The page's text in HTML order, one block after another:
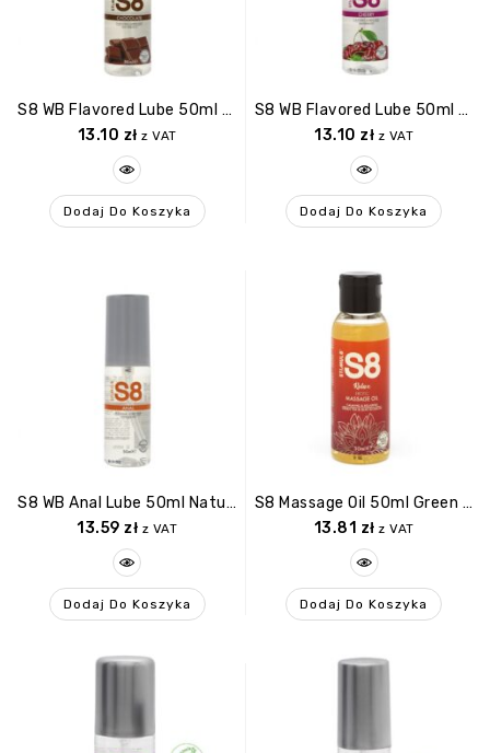
S8 WB Flavored Lube 50ml Chocolate
13.10 zł z VAT
Dodaj Do Koszyka
S8 WB Flavored Lube 50ml Cherry
13.10 zł z VAT
Dodaj Do Koszyka
S8 WB Anal Lube 50ml Natural
13.59 zł z VAT
Dodaj Do Koszyka
S8 Massage Oil 50ml Green Tea & Lilac Blossom
13.81 zł z VAT
Dodaj Do Koszyka